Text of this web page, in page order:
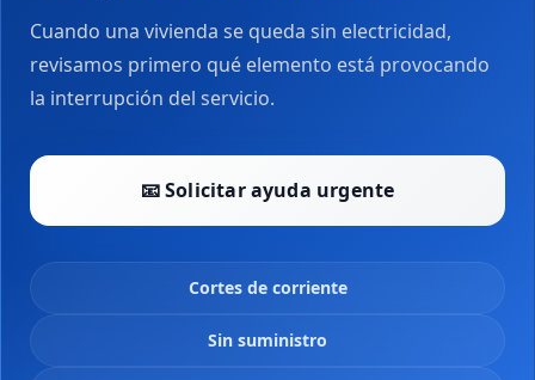
Cuando una vivienda se queda sin electricidad,
revisamos primero qué elemento está provocando
la interrupción del servicio.
📧 Solicitar ayuda urgente
Cortes de corriente
Sin suministro